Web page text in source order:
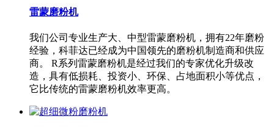
雷蒙磨粉机
我们公司专业生产大、中型雷蒙磨粉机，拥有22年磨粉
经验，科菲达已经成为中国领先的磨粉机制造商和供应
商。 R系列雷蒙磨粉机是经过我们的专家优化升级改
造，具有低损耗、投资小、环保、占地面积小等优点，
它比传统的雷蒙磨粉机效率更高。